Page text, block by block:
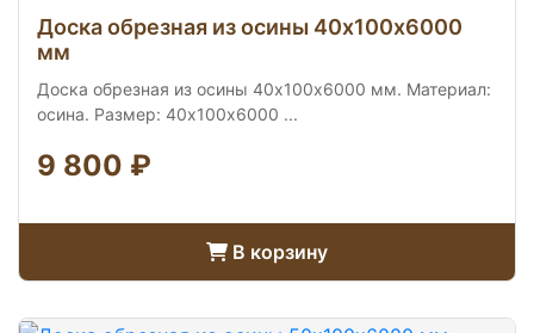
Доска обрезная из осины 40х100х6000
мм
Доска обрезная из осины 40х100х6000 мм. Материал:
осина. Размер: 40х100х6000 ...
9 800 ₽
В корзину